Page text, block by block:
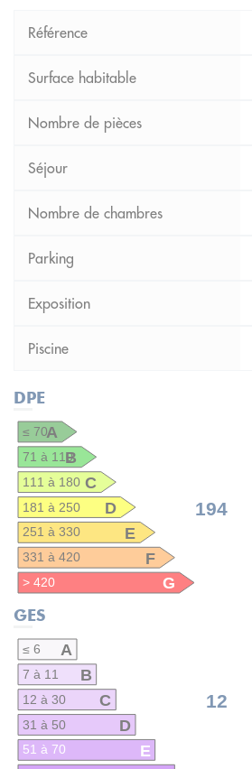
DPE
A
≤ 70
B
71 à 110
C
111 à 180
194
D
181 à 250
E
251 à 330
F
331 à 420
G
> 420
GES
A
≤ 6
B
7 à 11
12
C
12 à 30
D
31 à 50
E
51 à 70